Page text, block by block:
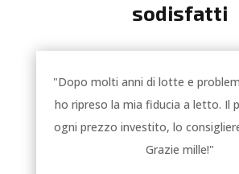
sodisfatti
"Dopo molti anni di lotte e
ho ripreso la mia fiducia a letto. Il
ogni prezzo investito, lo
Grazie mille!"